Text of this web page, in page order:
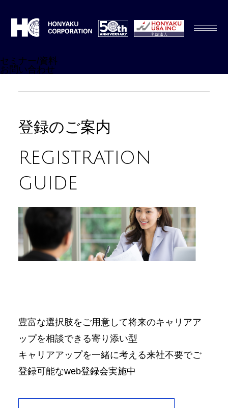
セミナー/資料
お問い合わせ
登録のご案内
REGISTRATION
GUIDE
豊富な選択肢をご用意して将来のキャリアア
ップを相談できる寄り添い型
キャリアアップを一緒に考える来社不要でご
登録可能なweb登録会実施中